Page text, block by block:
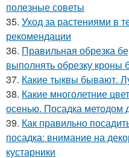
полезные советы
35. Уход за растениями в
рекомендации
36. Правильная обрезка
выполнять обрезку кроны
37. Какие тыквы бывают.
38. Какие многолетние
осенью. Посадка методом
39. Как правильно
посадка: внимание на
кустарники